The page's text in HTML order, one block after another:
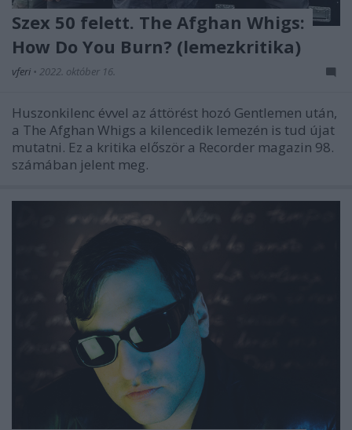
Szex 50 felett. The Afghan Whigs:
How Do You Burn? (lemezkritika)
vferi • 2022. október 16.
Huszonkilenc évvel az áttörést hozó Gentlemen után,
a The Afghan Whigs a kilencedik lemezén is tud újat
mutatni. Ez a kritika először a Recorder magazin 98.
számában jelent meg.